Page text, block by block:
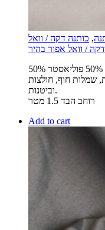
, כותנה דקה / וואל
שמלות חוף, חולצות
וביטנות.
רוחב הבד 1.5 מטר
Add to cart